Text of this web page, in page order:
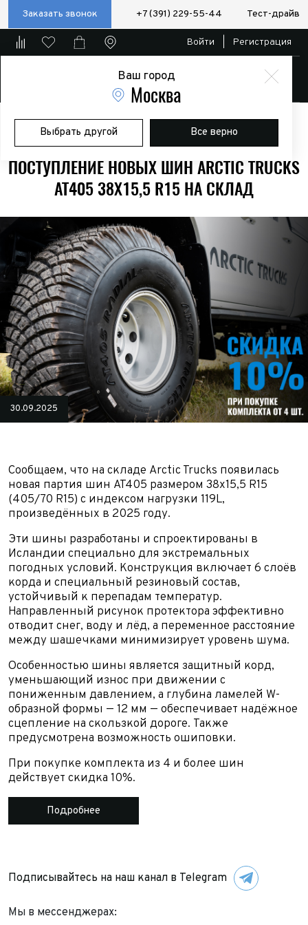
Заказать звонок +7 (391) 229-55-44 Тест-драйв
Ваш город
Москва
Выбрать другой Все верно
Войти Регистрация
Главная Новости
Поступление новых шин Arctic Trucks AT405
38x15,5 R15 на склад
ПОСТУПЛЕНИЕ НОВЫХ ШИН ARCTIC TRUCKS
AT405 38X15,5 R15 НА СКЛАД
30.09.2025
Сообщаем, что на складе Arctic Trucks появилась
новая партия шин AT405 размером 38x15,5 R15
(405/70 R15) с индексом нагрузки 119L,
произведённых в 2025 году.
Эти шины разработаны и спроектированы в
Исландии специально для экстремальных
погодных условий. Конструкция включает 6 слоёв
корда и специальный резиновый состав,
устойчивый к перепадам температур.
Направленный рисунок протектора эффективно
отводит снег, воду и лёд, а переменное расстояние
между шашечками минимизирует уровень шума.
Особенностью шины является защитный корд,
уменьшающий износ при движении с
пониженным давлением, а глубина ламелей W-
образной формы — 12 мм — обеспечивает надёжное
сцепление на скользкой дороге. Также
предусмотрена возможность ошиповки.
При покупке комплекта из 4 и более шин
действует скидка 10%.
Подробнее
Подписывайтесь на наш канал в Telegram
Мы в мессенджерах:
Обратная связь
Имя*
Телефон*
Для Вашего удобства мы перезвоним Вам в рабочее
время, если будем знать Ваш часовой пояс.
Выкуп авто
ФИО*
Телефон*
Ваш город*
Марка и Модель*
Заявка на оценку
ФИО*
Марка и Модель
Год выпуска